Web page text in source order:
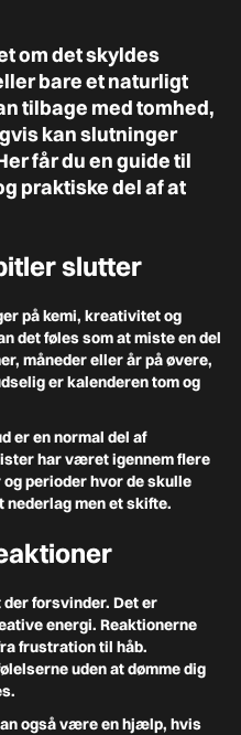
om det skyldes
bare et naturligt
tilbage med tomhed,
kan slutninger
får du en guide til
praktiske del af at
slutter
på kemi, kreativitet og
det føles som at miste en del
måneder eller år på øvere,
er kalenderen tom og
er en normal del af
har været igennem flere
perioder hvor de skulle
nederlag men et skifte.
der forsvinder. Det er
energi. Reaktionerne
frustration til håb.
uden at dømme dig
også være en hjælp, hvis